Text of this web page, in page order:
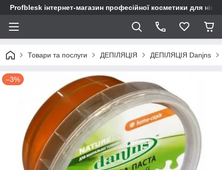
Profblesk інтернет-магазин професійної косметики для
Товари та послуги ДЕПІЛЯЦІЯ ДЕПІЛЯЦІЯ Danjns
–3%